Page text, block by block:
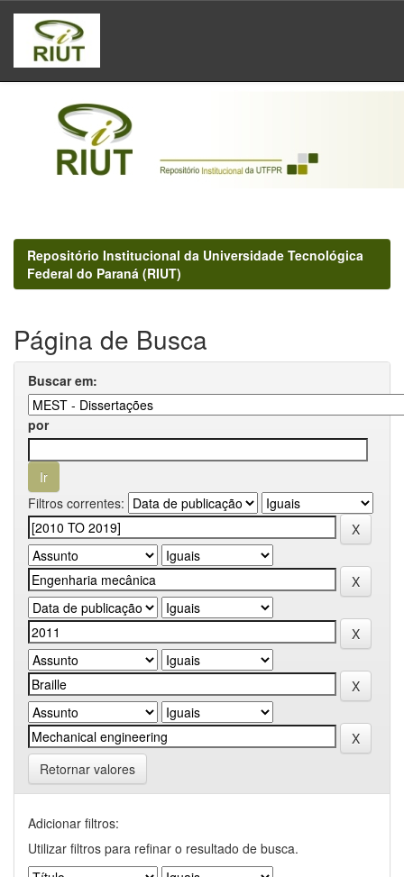
Skip
navigation
Repositório Institucional da Universidade Tecnológica
Federal do Paraná (RIUT)
Página de Busca
Buscar em:
por
Filtros correntes:
Retornar valores
Adicionar filtros:
Utilizar filtros para refinar o resultado de busca.